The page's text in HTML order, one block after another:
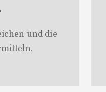
und die